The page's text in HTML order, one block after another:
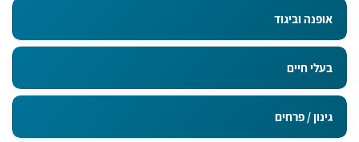
אופנה וביגוד
בעלי חיים
גינון / פרחים